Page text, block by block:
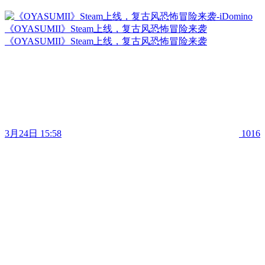
《OYASUMII》Steam上线，复古风恐怖冒险来袭
《OYASUMII》Steam上线，复古风恐怖冒险来袭
3月24日 15:58 1016